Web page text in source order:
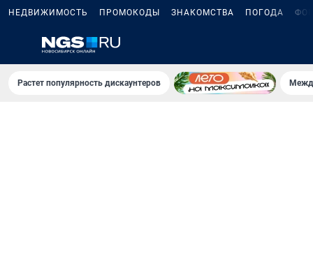
НЕДВИЖИМОСТЬ ПРОМОКОДЫ ЗНАКОМСТВА ПОГОДА
Растет популярность дискаунтеров